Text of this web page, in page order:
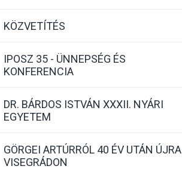
KÖZVETÍTÉS
IPOSZ 35 - ÜNNEPSÉG ÉS
KONFERENCIA
DR. BÁRDOS ISTVÁN XXXII. NYÁRI
EGYETEM
GÖRGEI ARTÚRRÓL 40 ÉV UTÁN ÚJRA
VISEGRÁDON